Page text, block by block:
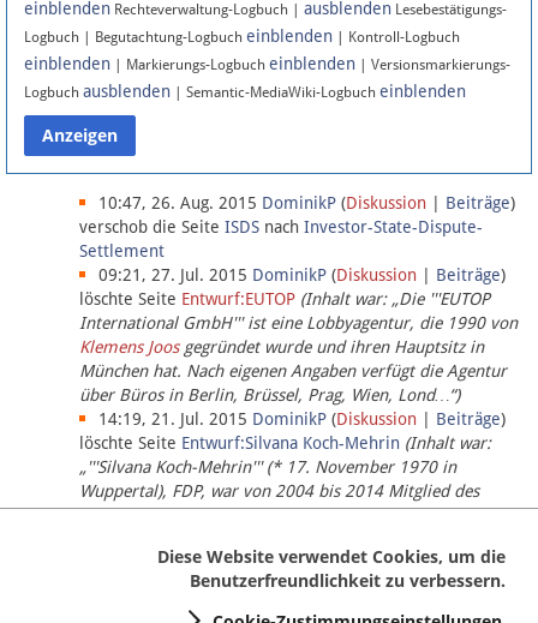
Anmelden
Datenschutz
Über Lobbypedia
Impressum
einblenden Rechteverwaltung-Logbuch | ausblenden Lesebestätigungs-
Logbuch | Begutachtung-Logbuch einblenden | Kontroll-Logbuch
einblenden | Markierungs-Logbuch einblenden | Versionsmarkierungs-
Logbuch ausblenden | Semantic-MediaWiki-Logbuch einblenden
10:47, 26. Aug. 2015 DominikP (Diskussion Beiträge)
verschob die Seite ISDS nach Investor-State-Dispute-
Settlement
09:21, 27. Jul. 2015 DominikP (Diskussion Beiträge)
löschte Seite Entwurf:EUTOP (Inhalt war: „Die '''EUTOP
International GmbH''' ist eine Lobbyagentur, die 1990 von
Klemens Joosgegründet wurde und ihren Hauptsitz in
München hat. Nach eigenen Angaben verfügt die Agentur
über Büros in Berlin, Brüssel, Prag, Wien, Lond…“)
14:19, 21. Jul. 2015 DominikP (Diskussion Beiträge)
löschte Seite Entwurf:Silvana Koch-Mehrin (Inhalt war:
„'''Silvana Koch-Mehrin''' (* 17. November 1970 in
Wuppertal), FDP, war von 2004 bis 2014 Mitglied des
Europäischen Parlaments, seit November 2014 ist sie für
Diese Website verwendet Cookies, um die
Benutzerfreundlichkeit zu verbessern.